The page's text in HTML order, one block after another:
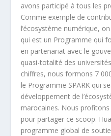
avons participé à tous les
Comme exemple de
l’écosystème numérique,
qui est un Programme qui
en partenariat avec le
quasi-totalité des
chiffres, nous formons 7
le Programme SPARK qui
développement de
marocaines. Nous profitons
pour partager ce scoop.
programme global de